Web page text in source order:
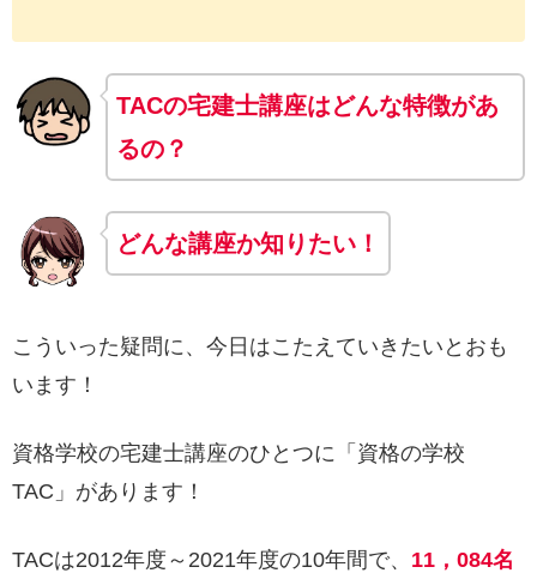
TACの宅建士講座はどんな特徴があ
るの？
どんな講座か知りたい！
こういった疑問に、今日はこたえていきたいとおも
います！
資格学校の宅建士講座のひとつに「資格の学校
TAC」があります！
TACは2012年度～2021年度の10年間で、 11，084名